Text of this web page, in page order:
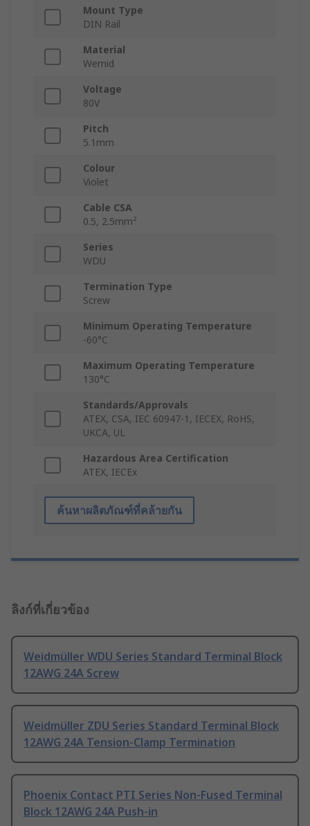
Mount Type
DIN Rail
Material
Wemid
Voltage
80V
Pitch
5.1mm
Colour
Violet
Cable CSA
0.5, 2.5mm²
Series
WDU
Termination Type
Screw
Minimum Operating Temperature
-60°C
Maximum Operating Temperature
130°C
Standards/Approvals
ATEX, CSA, IEC 60947-1, IECEX, RoHS,
UKCA, UL
Hazardous Area Certification
ATEX, IECEx
ค้นหาผลิตภัณฑ์ที่คล้ายกัน
ลิงก์ที่เกี่ยวข้อง
Weidmüller WDU Series Standard Terminal Block
12AWG 24A Screw
Weidmüller ZDU Series Standard Terminal Block
12AWG 24A Tension-Clamp Termination
Phoenix Contact PTI Series Non-Fused Terminal
Block 12AWG 24A Push-in